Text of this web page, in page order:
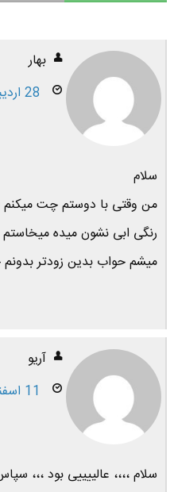
بهار
28 اردیبهشت 1402
سلام
من وقتی با دوستم چت میکنم
رنگی ابی نشون میده میخاستم
میشم حواب بدین زودتر بدونم
آریو
11 اسفند 1400
سلام ،،،، عالییییی بود ،،،